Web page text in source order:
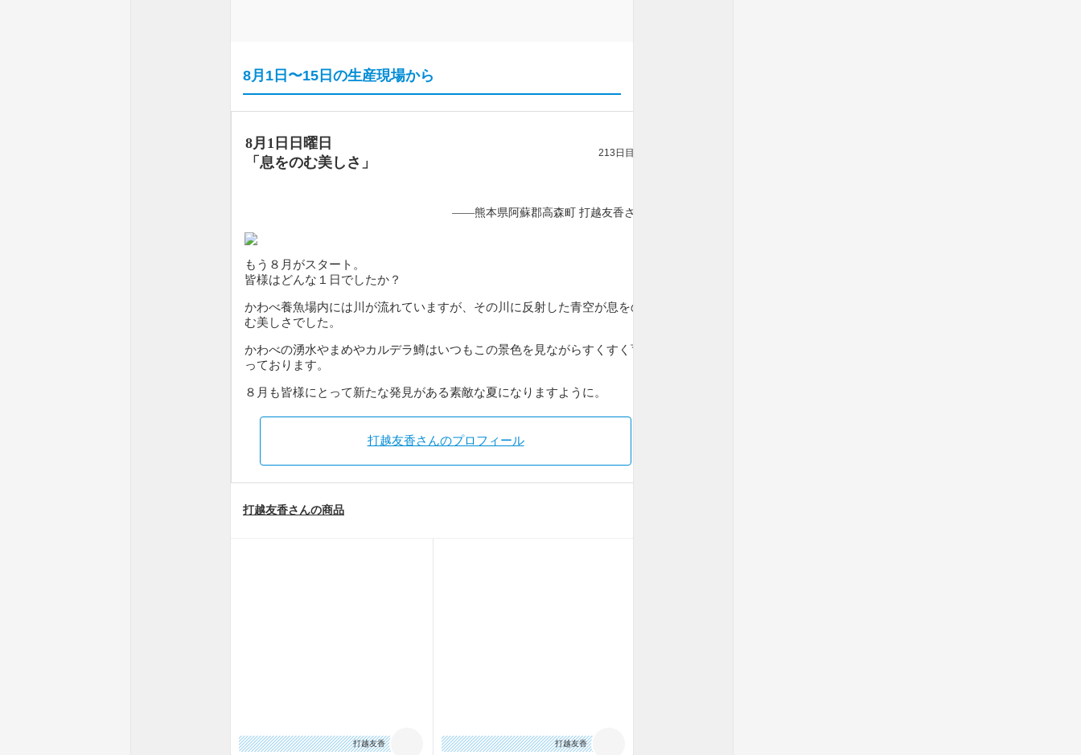
8月1日〜15日の生産現場から
8月1日日曜日
「 息をのむ美しさ 」
213日目
——熊本県阿蘇郡高森町 打越友香さん
もう８月がスタート。
皆様はどんな１日でしたか？
かわべ養魚場内には川が流れていますが、その川に反射した青空が息をの
む美しさでした。
かわべの湧水やまめやカルデラ鱒はいつもこの景色を見ながらすくすく育
っております。
８月も皆様にとって新たな発見がある素敵な夏になりますように。
打越友香さんのプロフィール
打越友香さんの商品
打越友香
打越友香